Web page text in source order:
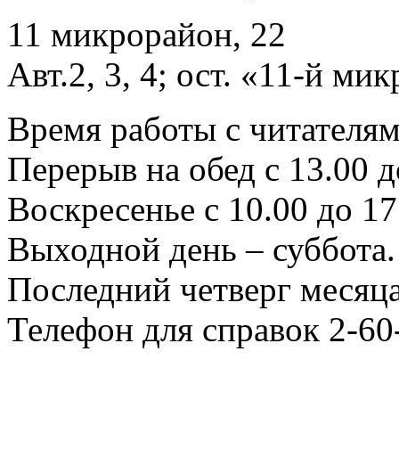
11 микрорайон, 22
Авт.2, 3, 4; ост. «11-й
Время работы с
Перерыв на обед с 13.00
Воскресенье с 10.00 до
Выходной день – суббота.
Последний четверг
Телефон для справок 2-